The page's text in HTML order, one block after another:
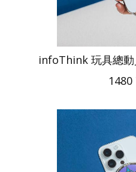
infoThink 玩具總
1480